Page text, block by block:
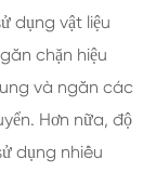
dụng vật liệu
chặn hiệu
và ngăn các
Hơn nữa, độ
dụng nhiều